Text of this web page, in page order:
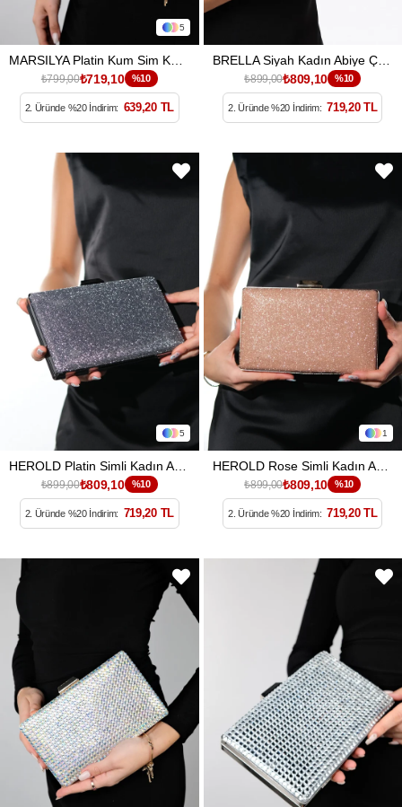
5
₺799,00₺719,10 %10
2. Üründe %20 İndirim: 639,20 TL
BRELLA Siyah Kadın Abiye Çanta
₺899,00₺809,10 %10
2. Üründe %20 İndirim: 719,20 TL
5
₺899,00₺809,10 %10
2. Üründe %20 İndirim: 719,20 TL
1
HEROLD Rose Simli Kadın Abiye Çanta
₺899,00₺809,10 %10
2. Üründe %20 İndirim: 719,20 TL